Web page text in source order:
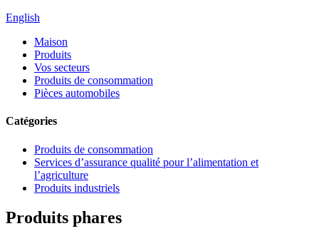
English
Maison
Produits
Vos secteurs
Produits de consommation
Pièces automobiles
Catégories
Produits de consommation
Services d’assurance qualité pour l’alimentation et
l’agriculture
Produits industriels
Produits phares